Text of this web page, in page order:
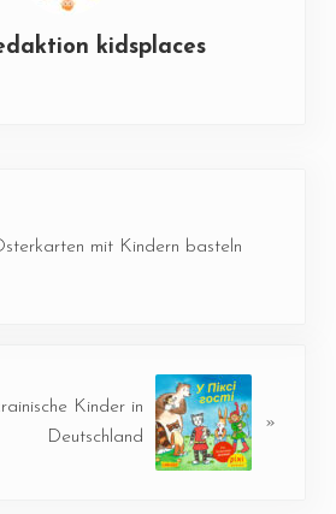
kidsplaces
mit Kindern basteln
Kinder in
Deutschland
»